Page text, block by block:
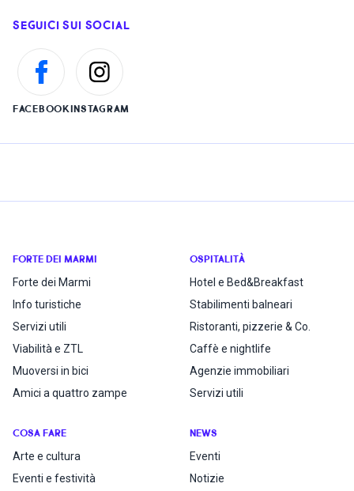
SEGUICI SUI SOCIAL
FACEBOOKINSTAGRAM
FORTE DEI MARMI
Forte dei Marmi
Info turistiche
Servizi utili
Viabilità e ZTL
Muoversi in bici
Amici a quattro zampe
OSPITALITÀ
Hotel e Bed&Breakfast
Stabilimenti balneari
Ristoranti, pizzerie & Co.
Caffè e nightlife
Agenzie immobiliari
Servizi utili
COSA FARE
Arte e cultura
Eventi e festività
NEWS
Eventi
Notizie